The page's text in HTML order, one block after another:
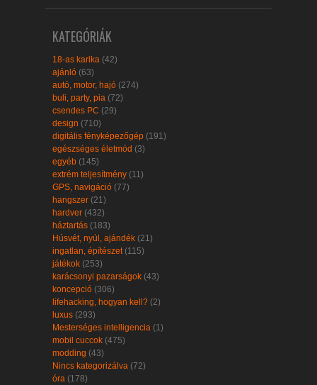
KATEGÓRIÁK
18-as karika (42)
ajánló (63)
autó, motor, hajó (274)
buli, party, pia (72)
csendes PC (29)
design (710)
digitális fényképezőgép (191)
egészséges életmód (3)
egyéb (145)
extrém teljesítmény (11)
GPS, navigáció (77)
hangszer (21)
hardver (432)
háztartás (183)
Húsvét, nyúl, ajándék (21)
ingatlan, építészet (115)
játékok (253)
karácsonyi pazarságok (43)
koncepció (306)
lifehacking, hogyan kell? (2)
luxus (293)
Mesterséges intelligencia (1)
mobil cuccok (475)
modding (43)
Nincs kategorizálva (72)
óra (178)